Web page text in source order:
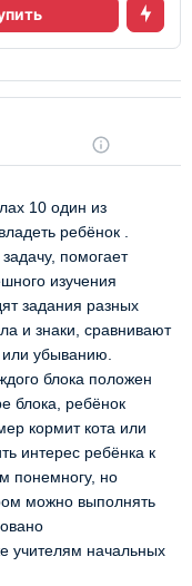
10 один из
ребёнок .
помогает
изучения
задания разных
и знаки, сравнивают
убыванию.
блока положен
блока, ребёнок
кормит кота или
интерес ребёнка к
понемногу, но
можно выполнять
учителям начальных